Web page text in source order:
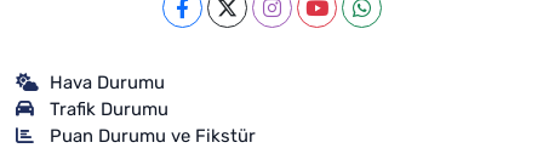
Hava Durumu
Trafik Durumu
Puan Durumu ve Fikstür